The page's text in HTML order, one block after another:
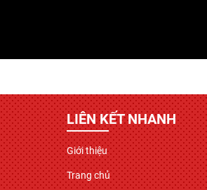
LIÊN KẾT NHANH
Giới thiệu
Trang chủ